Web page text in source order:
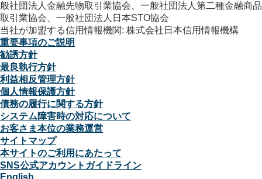
般社団法人金融先物取引業協会、一般社団法人第二種金融商品
取引業協会、一般社団法人日本STO協会
当社が加盟する信用情報機関: 株式会社日本信用情報機構
重要事項のご説明
勧誘方針
最良執行方針
利益相反管理方針
個人情報保護方針
債務の履行に関する方針
システム障害時の対応について
お客さま本位の業務運営
サイトマップ
本サイトのご利用にあたって
SNS公式アカウントガイドライン